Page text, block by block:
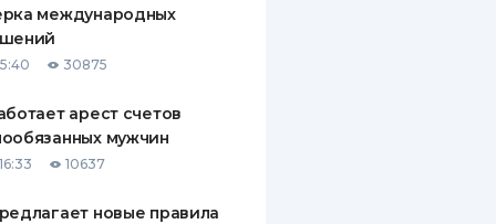
ПО
КОМПАНИИ
международных
30875
арест счетов
мужчин
10637
новые правила